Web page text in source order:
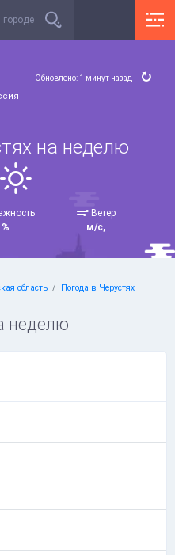
Обновлено: 1 минут назад
на неделю
%
Ветер
м/с,
область
Погода в Черустях
неделю